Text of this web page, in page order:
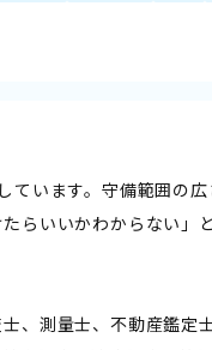
います。守備範囲の
らいいかわからない」
、測量士、不動産鑑定